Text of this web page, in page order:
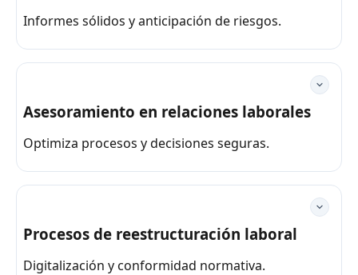
Informes sólidos y anticipación de riesgos.
Asesoramiento en relaciones laborales
Optimiza procesos y decisiones seguras.
Procesos de reestructuración laboral
Digitalización y conformidad normativa.